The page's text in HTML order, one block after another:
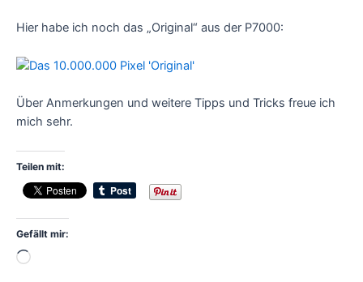
Hier habe ich noch das „Original“ aus der P7000:
Über Anmerkungen und weitere Tipps und Tricks freue ich
mich sehr.
Teilen mit:
Gefällt mir:
Wird